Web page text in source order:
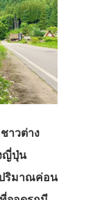
าวต่าง
ญี่ปุ่น
ปริมาณค่อน